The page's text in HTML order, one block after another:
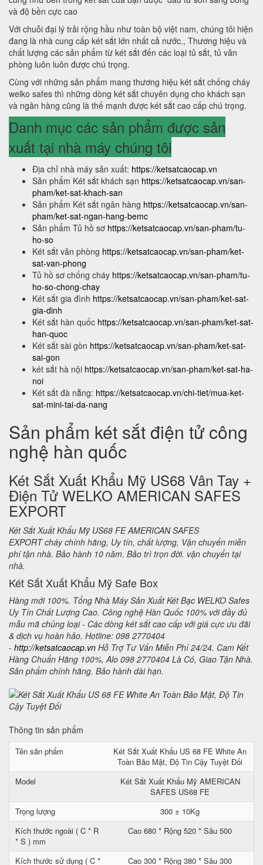
và độ bền cực cao
Với chuỗi đại lý trải rộng hầu như toàn bộ việt nam, chúng tôi hiện
đang là nhà cung cấp két sắt lớn nhất cả nước., Thương hiệu và
chất lượng các sản phẩm từ két sắt đến các loại tủ sắt, tủ văn
phòng luôn luôn được chú trọng.
Cùng với những sản phẩm mang thương hiệu két sắt chống cháy
welko safes thì những dòng két sắt chuyên dụng cho khách sạn
và ngân hàng cũng là thế mạnh được két sắt cao cấp chú trọng.
Danh mục các sản phẩm được sản
xuất tại nhà máy chúng tôi
Địa chỉ nhà máy sản xuất: https://ketsatcaocap.vn
Sản phẩm Két sắt khách sạn https://ketsatcaocap.vn/san-
pham/ket-sat-khach-san
Sản phẩm Két sắt ngân hàng https://ketsatcaocap.vn/san-
pham/ket-sat-ngan-hang-bemc
Sản phẩm Tủ hồ sơ https://ketsatcaocap.vn/san-pham/tu-
ho-so
Két sắt văn phòng https://ketsatcaocap.vn/san-pham/ket-
sat-van-phong
Tủ hồ sơ chống cháy https://ketsatcaocap.vn/san-pham/tu-
ho-so-chong-chay
Két sắt gia đình https://ketsatcaocap.vn/san-pham/ket-sat-
gia-dinh
Két sắt hàn quốc https://ketsatcaocap.vn/san-pham/ket-sat-
han-quoc
Két sắt sài gòn https://ketsatcaocap.vn/san-pham/ket-sat-
sai-gon
két sắt hà nội https://ketsatcaocap.vn/san-pham/ket-sat-ha-
noi
Két sắt đà nẵng: https://ketsatcaocap.vn/chi-tiet/mua-ket-
sat-mini-tai-da-nang
Sản phẩm két sắt điện tử công
nghệ hàn quốc
Két Sắt Xuất Khẩu Mỹ US68 Vân Tay +
Điện Tử WELKO AMERICAN SAFES
EXPORT
Két Sắt Xuất Khẩu Mỹ US68 FE AMERICAN SAFES
EXPORT cháy chính hãng, Uy tín, chất lượng, Vận chuyển miễn
phí tận nhà. Bảo hành 10 năm. Bảo trì trọn đời. vận chuyển tại
nhà.
Két Sắt Xuất Khẩu Mỹ Safe Box
Hàng mới 100%. Tổng Nhà Máy Sản Xuất Két Bạc WELKO Safes
Uy Tín Chất Lượng Cao. Công nghệ Hàn Quốc 100% với đầy đủ
mẫu mã chủng loại - Các dòng két sắt cao cấp với giá cực ưu đãi
& dịch vụ hoàn hảo. Hotline: 098 2770404
- http://ketsatcaocap.vn Hỗ Trợ Tư Vấn Miễn Phí 24/24. Cam Kết
Hàng Chuẩn Hãng 100%, Alo 098 2770404 Là Có, Giao Tận Nhà.
Sản phẩm chính hãng. Bảo hành dài hạn.
Thông tin sản phẩm
Tên sản phẩm
Két Sắt Xuất Khẩu US 68 FE White An
Toàn Bảo Mật, Độ Tin Cậy Tuyệt Đối
Model
Két Sắt Xuất Khẩu Mỹ AMERICAN
SAFES US68 FE
Trọng lượng
300 ± 10Kg
Kích thước ngoài ( C * R
* S ) mm
Cao 680 * Rộng 520 * Sâu 500
Kích thước sử dụng ( C * Cao 300 * Rộng 380 * Sâu 300